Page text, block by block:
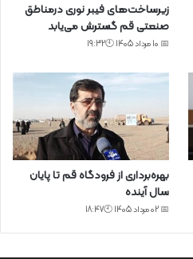
زیرساخت‌های فیبر نوری درمناطق
صنعتی قم گسترش می‌یابد
📅 10 مرداد 1405 🕙19:32
بهره‌برداری از فرودگاه قم تا پایان
سال آینده
📅 02 مرداد 1405 🕙18:47